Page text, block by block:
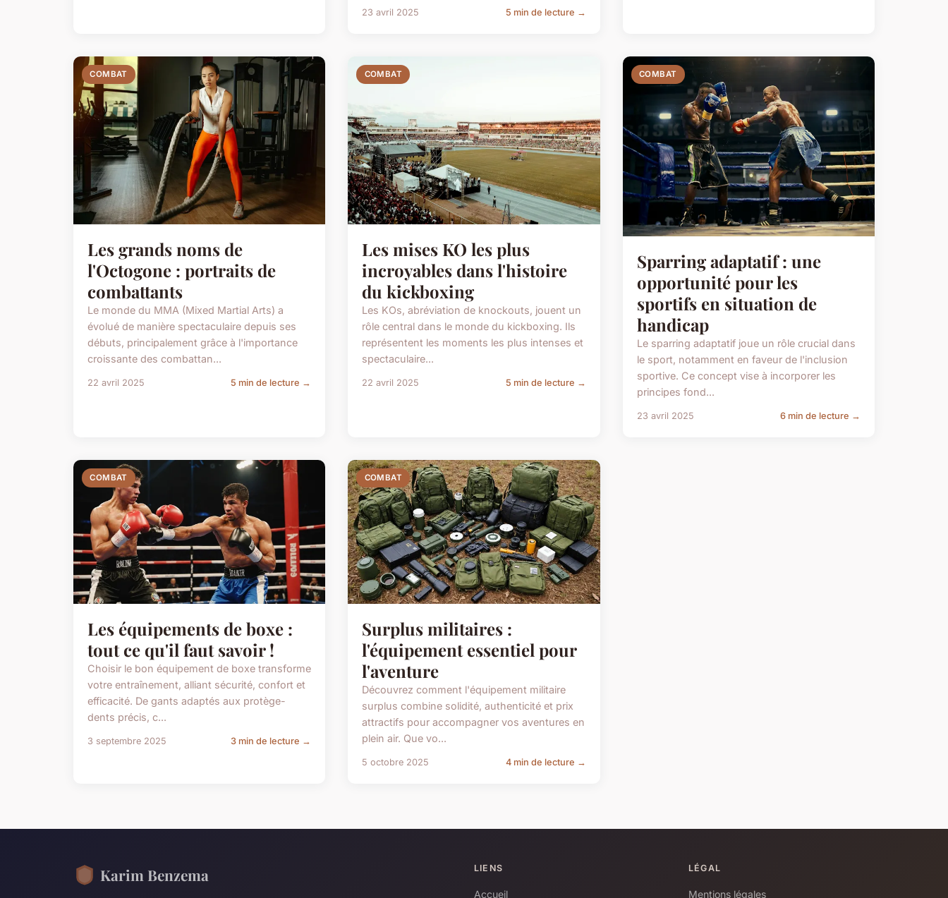
23 avril 2025 5 min de lecture →
COMBAT
Les grands noms de
l'Octogone : portraits de
combattants
Le monde du MMA (Mixed Martial Arts) a
évolué de manière spectaculaire depuis ses
débuts, principalement grâce à l'importance
croissante des combattan...
22 avril 2025 5 min de lecture →
COMBAT
Les mises KO les plus
incroyables dans l'histoire
du kickboxing
Les KOs, abréviation de knockouts, jouent un
rôle central dans le monde du kickboxing. Ils
représentent les moments les plus intenses et
spectaculaire...
22 avril 2025 5 min de lecture →
COMBAT
Sparring adaptatif : une
opportunité pour les
sportifs en situation de
handicap
Le sparring adaptatif joue un rôle crucial dans
le sport, notamment en faveur de l'inclusion
sportive. Ce concept vise à incorporer les
principes fond...
23 avril 2025 6 min de lecture →
COMBAT
Les équipements de boxe :
tout ce qu'il faut savoir !
Choisir le bon équipement de boxe transforme
votre entraînement, alliant sécurité, confort et
efficacité. De gants adaptés aux protège-
dents précis, c...
3 septembre 2025 3 min de lecture →
COMBAT
Surplus militaires :
l'équipement essentiel pour
l'aventure
Découvrez comment l'équipement militaire
surplus combine solidité, authenticité et prix
attractifs pour accompagner vos aventures en
plein air. Que vo...
5 octobre 2025 4 min de lecture →
Karim Benzema LIENS
Accueil
LÉGAL
Mentions légales